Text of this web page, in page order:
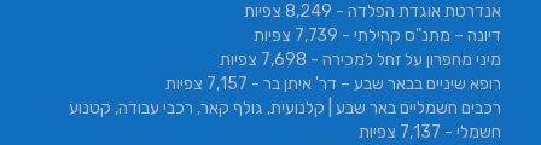
אנדרטת אוגדת הפלדה - 8,249 צפיות
דיונה – מתנ"ס קהילתי - 7,739 צפיות
מיני מחפרון על זחל למכירה - 7,698 צפיות
רופא שיניים בבאר שבע – דר' איתן בר - 7,157 צפיות
רכבים חשמליים באר שבע | קלנועית, גולף קאר, רכבי עבודה, קטנוע
חשמלי - 7,137 צפיות